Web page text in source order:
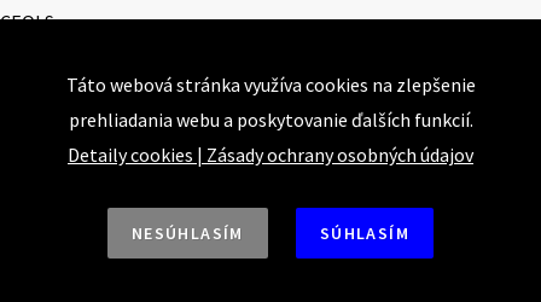
CEQLS
Cena Ernesta Valka
Študentská esej
Deň daňového odbremenenia
Táto webová stránka využíva cookies na zlepšenie
prehliadania webu a poskytovanie ďalších funkcií.
Detaily cookies | Zásady ochrany osobných údajov
NESÚHLASÍM SÚHLASÍM